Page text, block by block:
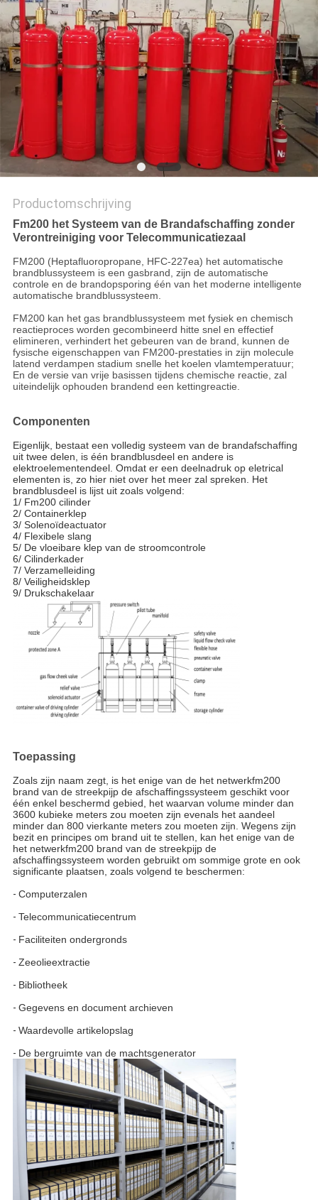
Productomschrijving
Fm200 het Systeem van de Brandafschaffing zonder
Verontreiniging voor Telecommunicatiezaal
FM200 (Heptafluoropropane, HFC-227ea) het automatische
brandblussysteem is een gasbrand, zijn de automatische
controle en de brandopsporing één van het moderne intelligente
automatische brandblussysteem.
FM200 kan het gas brandblussysteem met fysiek en chemisch
reactieproces worden gecombineerd hitte snel en effectief
elimineren, verhindert het gebeuren van de brand, kunnen de
fysische eigenschappen van FM200-prestaties in zijn molecule
latend verdampen stadium snelle het koelen vlamtemperatuur;
En de versie van vrije basissen tijdens chemische reactie, zal
uiteindelijk ophouden brandend een kettingreactie.
Componenten
Eigenlijk, bestaat een volledig systeem van de brandafschaffing
uit twee delen, is één brandblusdeel en andere is
elektroelementendeel. Omdat er een deelnadruk op eletrical
elementen is, zo hier niet over het meer zal spreken. Het
brandblusdeel is lijst uit zoals volgend:
1/ Fm200 cilinder
2/ Containerklep
3/ Solenoïdeactuator
4/ Flexibele slang
5/ De vloeibare klep van de stroomcontrole
6/ Cilinderkader
7/ Verzamelleiding
8/ Veiligheidsklep
9/ Drukschakelaar
Toepassing
Zoals zijn naam zegt, is het enige van de het netwerkfm200
brand van de streekpijp de afschaffingssysteem geschikt voor
één enkel beschermd gebied, het waarvan volume minder dan
3600 kubieke meters zou moeten zijn evenals het aandeel
minder dan 800 vierkante meters zou moeten zijn. Wegens zijn
bezit en principes om brand uit te stellen, kan het enige van de
het netwerkfm200 brand van de streekpijp de
afschaffingssysteem worden gebruikt om sommige grote en ook
significante plaatsen, zoals volgend te beschermen:
- Computerzalen
- Telecommunicatiecentrum
- Faciliteiten ondergronds
- Zeeolieextractie
- Bibliotheek
- Gegevens en document archieven
- Waardevolle artikelopslag
- De bergruimte van de machtsgenerator